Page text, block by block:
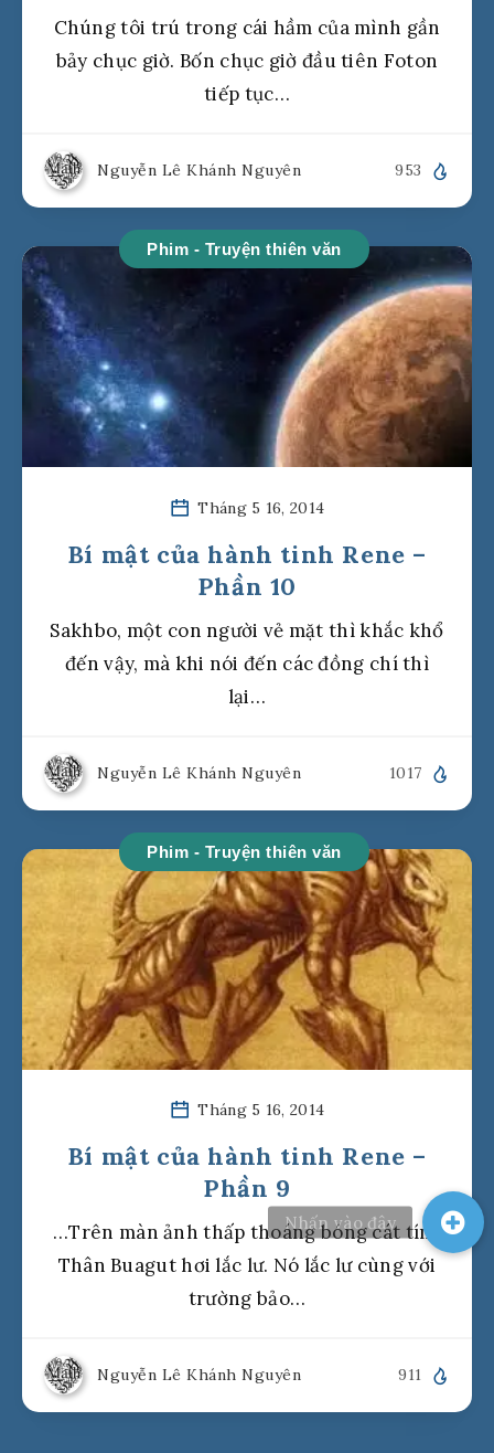
Chúng tôi trú trong cái hầm của mình gần
bảy chục giờ. Bốn chục giờ đầu tiên Foton
tiếp tục…
Nguyễn Lê Khánh Nguyên 953
Phim - Truyện thiên văn
Tháng 5 16, 2014
Bí mật của hành tinh Rene –
Phần 10
Sakhbo, một con người vẻ mặt thì khắc khổ
đến vậy, mà khi nói đến các đồng chí thì
lại…
Nguyễn Lê Khánh Nguyên 1017
Phim - Truyện thiên văn
Tháng 5 16, 2014
Bí mật của hành tinh Rene –
Phần 9
…Trên màn ảnh thấp thoáng bóng cát tím.
Thân Buagut hơi lắc lư. Nó lắc lư cùng với
trường bảo…
Nguyễn Lê Khánh Nguyên 911